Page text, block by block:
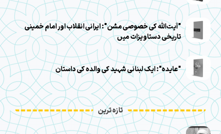
"آیت‌الله کی خصوصی مشن": ایرانی انقلاب اور امام خمینی
تاریخی دستاویزات میں
"عایده": ایک لبنانی شہید کی والدہ کی داستان
تازہ ترین